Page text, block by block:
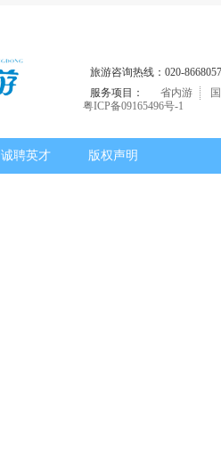
旅游咨询热线：020-
服务项目：
省内游
粤ICP备09165496号-1
诚聘英才 版权声明